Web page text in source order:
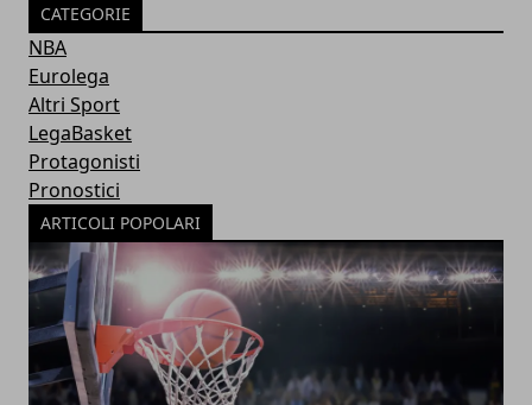
CATEGORIE
NBA
Eurolega
Altri Sport
LegaBasket
Protagonisti
Pronostici
ARTICOLI POPOLARI